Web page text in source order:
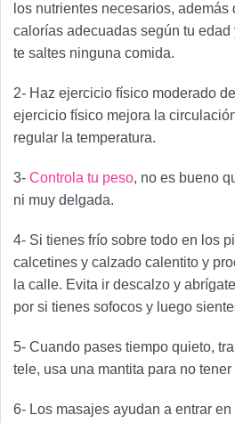
los nutrientes necesarios, además
calorías adecuadas según tu
te saltes ninguna comida.
2- Haz ejercicio físico moderado
ejercicio físico mejora la
regular la temperatura.
3- Controla tu peso, no es bueno
ni muy delgada.
4- Si tienes frío sobre todo en los
calcetines y calzado calentito y
la calle. Evita ir descalzo y
por si tienes sofocos y luego
5- Cuando pases tiempo quieto,
tele, usa una mantita para no tener
6- Los masajes ayudan a entrar